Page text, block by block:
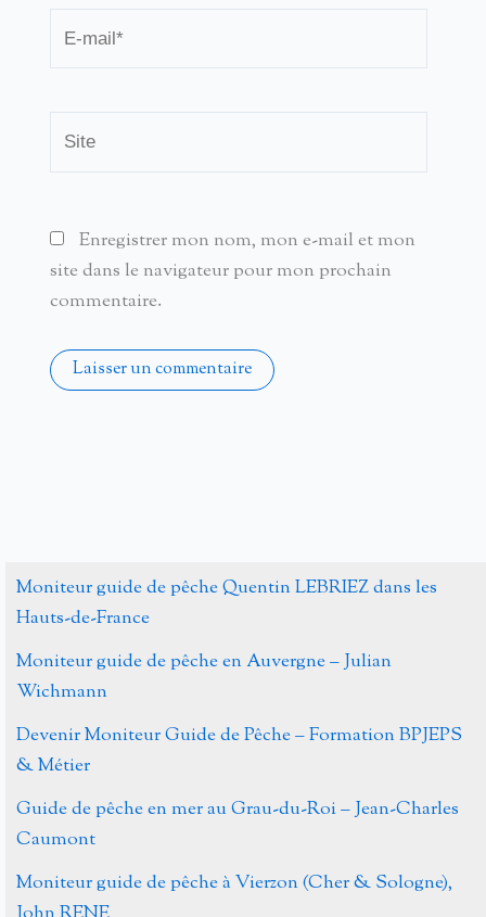
mail*
Enregistrer mon nom, mon e-mail et mon
site dans le navigateur pour mon prochain
commentaire.
Moniteur guide de pêche Quentin LEBRIEZ dans les
Hauts-de-France
Moniteur guide de pêche en Auvergne – Julian
Wichmann
Devenir Moniteur Guide de Pêche – Formation BPJEPS
& Métier
Guide de pêche en mer au Grau-du-Roi – Jean-Charles
Caumont
Moniteur guide de pêche à Vierzon (Cher & Sologne),